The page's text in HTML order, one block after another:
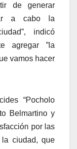
de generar
a cabo la
indicó
agregar ”la
vamos hacer
“Pocholo
Belmartino y
por las
ciudad, que